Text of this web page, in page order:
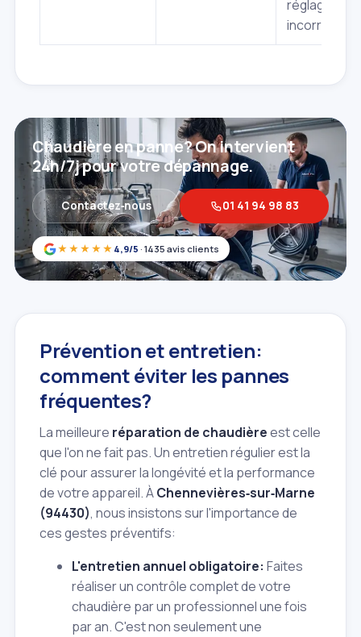
réglage
incorrect.
★★★★★ 4,9/5 · 1435 avis clients
Chaudière en panne? On intervient
24h/7j pour votre dépannage.
Contactez‑nous 01 41 94 98 83
Prévention et entretien:
comment éviter les pannes
fréquentes?
La meilleure réparation de chaudièreest celle
que l'on ne fait pas. Un entretien régulier est la
clé pour assurer la longévité et la performance
de votre appareil. ÀChennevières‑sur‑Marne
(94430), nous insistons sur l'importance de
ces gestes préventifs:
L'entretien annuel obligatoire: Faites
réaliser un contrôle complet de votre
chaudière par un professionnel une fois
par an. C'est non seulement une